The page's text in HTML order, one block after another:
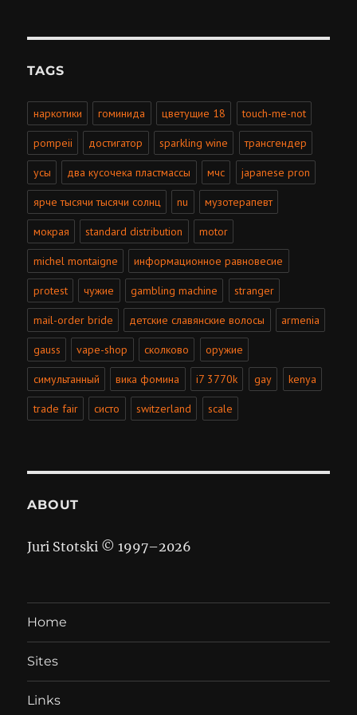
TAGS
наркотики гоминида цветущие 18 touch-me-not
pompeii достигатор sparkling wine трансгендер
усы два кусочека пластмассы мчс japanese pron
ярче тысячи тысячи солнц nu музотерапевт
мокрая standard distribution motor
michel montaigne информационное равновесие
protest чужие gambling machine stranger
mail-order bride детские славянские волосы armenia
gauss vape-shop сколково оружие
симультанный вика фомина i7 3770k gay kenya
trade fair систо switzerland scale
ABOUT
Juri Stotski © 1997–2026
Home
Sites
Links